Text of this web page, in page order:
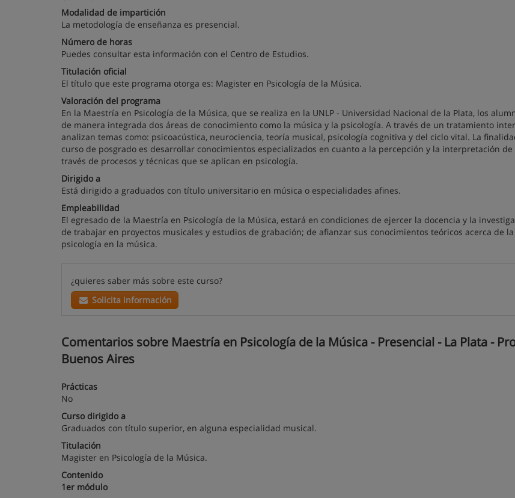
Modalidad de impartición
La metodología de enseñanza es presencial.
Número de horas
Puedes consultar esta información con el Centro de Estudios.
Titulación oficial
El título que este programa otorga es: Magister en Psicología de la Música.
Valoración del programa
En la Maestría en Psicología de la Música, que se realiza en la UNLP - Universidad Nacional de la Plata, los
de manera integrada dos áreas de conocimiento como la música y la psicología. A través de un tratamiento
analizan temas como: psicoacústica, neurociencia, teoría musical, psicología cognitiva y del ciclo vital. La
curso de posgrado es desarrollar conocimientos especializados en cuanto a la percepción y la interpretación de
través de procesos y técnicas que se aplican en psicología.
Dirigido a
Está dirigido a graduados con título universitario en música o especialidades afines.
Empleabilidad
El egresado de la Maestría en Psicología de la Música, estará en condiciones de ejercer la docencia y la
de trabajar en proyectos musicales y estudios de grabación; de afianzar sus conocimientos teóricos acerca de
psicología en la música.
¿quieres saber más sobre este curso?
Solicita información
Comentarios sobre Maestría en Psicología de la Música - Presencial - La Plata -
Buenos Aires
Prácticas
No
Curso dirigido a
Graduados con título superior, en alguna especialidad musical.
Titulación
Magister en Psicología de la Música.
Contenido
1er módulo